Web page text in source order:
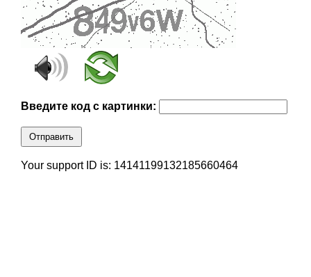
Введите код с картинки:
Отправить
Your support ID is: 14141199132185660464